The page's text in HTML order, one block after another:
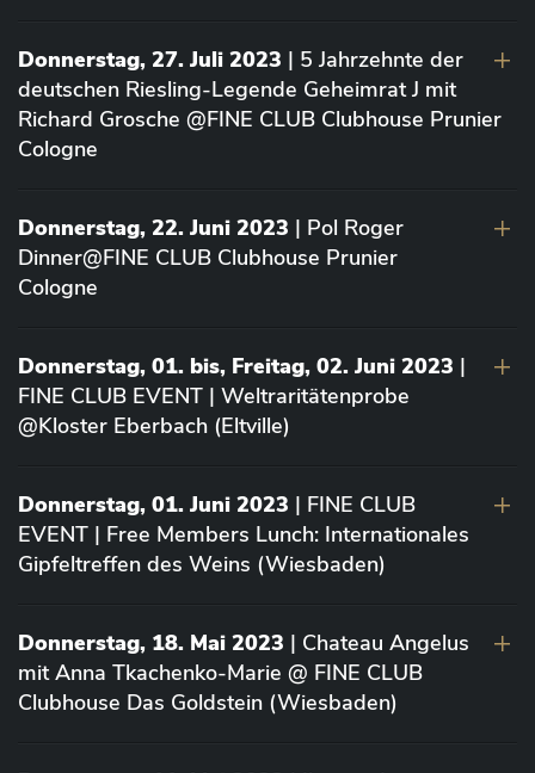
Donnerstag, 27. Juli 2023 | 5 Jahrzehnte der
deutschen Riesling-Legende Geheimrat J mit
Richard Grosche @FINE CLUB Clubhouse Prunier
Cologne
Donnerstag, 22. Juni 2023 | Pol Roger
Dinner@FINE CLUB Clubhouse Prunier
Cologne
Donnerstag, 01. bis, Freitag, 02. Juni 2023 |
FINE CLUB EVENT | Weltraritätenprobe
@Kloster Eberbach (Eltville)
Donnerstag, 01. Juni 2023 | FINE CLUB
EVENT | Free Members Lunch: Internationales
Gipfeltreffen des Weins (Wiesbaden)
Donnerstag, 18. Mai 2023 | Chateau Angelus
mit Anna Tkachenko-Marie @ FINE CLUB
Clubhouse Das Goldstein (Wiesbaden)